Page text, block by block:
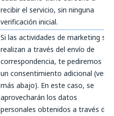
recibir el servicio, sin ninguna
verificación inicial.
Si las actividades de marketing se
realizan a través del envío de
correspondencia, te pediremos
un consentimiento adicional (ver
más abajo). En este caso, se
aprovecharán los datos
personales obtenidos a través de